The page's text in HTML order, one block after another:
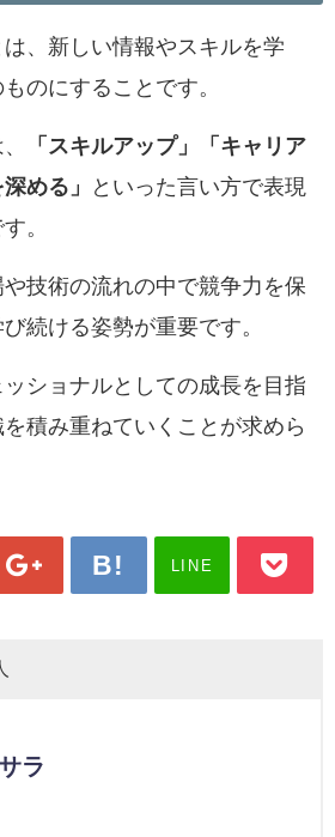
は、新しい情報やスキルを学
のにすることです。
「スキルアップ」
「キャリア
める」
といった言い方で表現
。
技術の流れの中で競争力を保
続ける姿勢が重要です。
ショナルとしての成長を目指
積み重ねていくことが求めら
LINE
ラ